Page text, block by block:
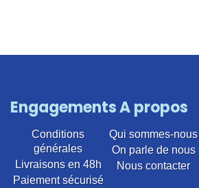
Engagements
Conditions
générales
Livraisons en 48h
Paiement sécurisé
A propos
Qui sommes-nous
On parle de nous
Nous contacter